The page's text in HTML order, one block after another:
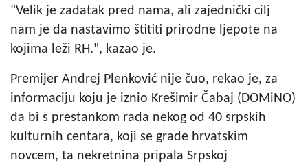
"Velik je zadatak pred nama, ali zajednički cilj
nam je da nastavimo štititi prirodne ljepote na
kojima leži RH.", kazao je.
Premijer Andrej Plenković nije čuo, rekao je, za
informaciju koju je iznio Krešimir Čabaj (DOMiNO)
da bi s prestankom rada nekog od 40 srpskih
kulturnih centara, koji se grade hrvatskim
novcem, ta nekretnina pripala Srpskoj